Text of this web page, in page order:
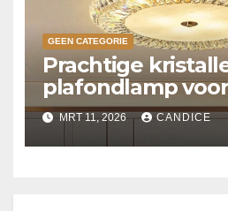
GEEN CATEGORIE
Prachtige
plafondlamp voor
slaapkamer
MRT 11, 2026 CANDICE